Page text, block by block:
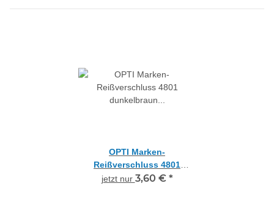
OPTI Marken-
Reißverschluss 4801
dunkelbraun Kunststoff,
jetzt nur 3,60 € *